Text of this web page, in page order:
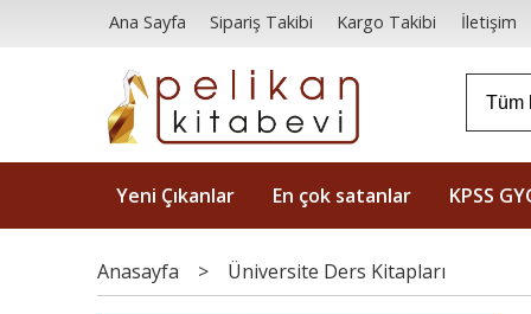
Ana Sayfa Sipariş Takibi Kargo Takibi İletişim
Yeni Çıkanlar En çok satanlar KPSS
Anasayfa > Üniversite Ders Kitapları